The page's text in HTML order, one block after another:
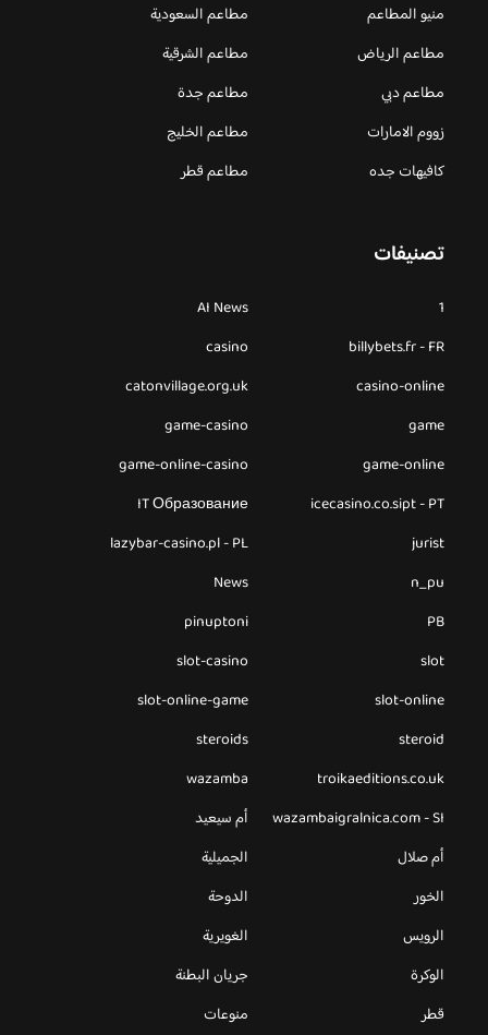
منيو المطاعم
مطاعم السعودية
مطاعم الرياض
مطاعم الشرقية
مطاعم دبي
مطاعم جدة
زووم الامارات
مطاعم الخليج
كافيهات جده
مطاعم قطر
تصنيفات
1
AI News
billybets.fr - FR
casino
casino-online
catonvillage.org.uk
game
game-casino
game-online
game-online-casino
icecasino.co.sipt - PT
IT Образование
jurist
lazybar-casino.pl - PL
n_pu
News
PB
pinuptoni
slot
slot-casino
slot-online
slot-online-game
steroid
steroids
troikaeditions.co.uk
wazamba
wazambaigralnica.com - SI
أم سيعيد
أم صلال
الجميلية
الخور
الدوحة
الرويس
الغويرية
الوكرة
جريان البطنة
قطر
منوعات